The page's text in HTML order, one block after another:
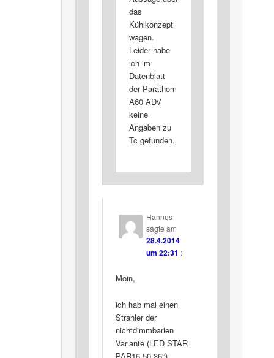
das
Kühlkonzept
wagen.
Leider habe
ich im
Datenblatt
der Parathom
A60 ADV
keine
Angaben zu
Tc gefunden.
Hannes
sagte am
28.4.2014
um 22:31 :
Moin,
ich hab mal einen
Strahler der
nichtdimmbarien
Variante (LED STAR
PAR16 50 36°)